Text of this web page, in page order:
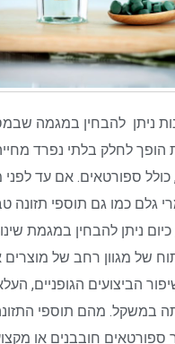
ניתן להבחין במגמה
הופך לחלק בלתי נפרד
ספורטאים. אם עד לפני
כמו גם תוספי תזונה
ניתן להבחין במגמת שינוי
של מגוון רחב של מוצרים
הביצועים הגופניים,
במשקל. מהם תוספי התזונה
חובבנים או